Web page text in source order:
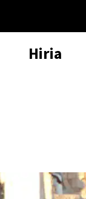
Hiria